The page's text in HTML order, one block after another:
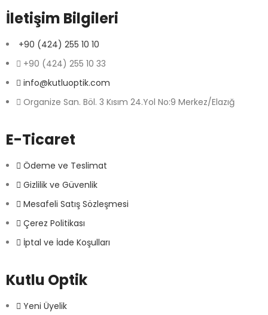
İletişim Bilgileri
+90 (424) 255 10 10
+90 (424) 255 10 33
info@kutluoptik.com
Organize San. Böl. 3 Kısım 24.Yol No:9 Merkez/Elazığ
E-Ticaret
Ödeme ve Teslimat
Gizlilik ve Güvenlik
Mesafeli Satış Sözleşmesi
Çerez Politikası
İptal ve İade Koşulları
Kutlu Optik
Yeni Üyelik